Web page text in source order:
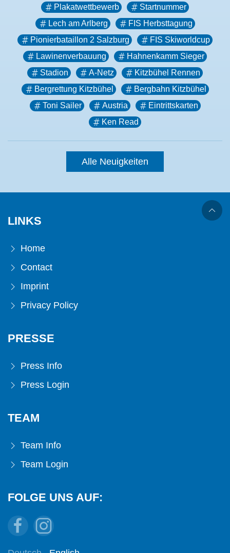
Plakatwettbewerb
Startnummer
Lech am Arlberg
FIS Herbsttagung
Pionierbataillon 2 Salzburg
FIS Skiworldcup
Lawinenverbauung
Hahnenkamm Sieger
Stadion
A-Netz
Kitzbühel Rennen
Bergrettung Kitzbühel
Bergbahn Kitzbühel
Toni Sailer
Austria
Eintrittskarten
Ken Read
Alle Neuigkeiten
LINKS
Home
Contact
Imprint
Privacy Policy
PRESSE
Press Info
Press Login
TEAM
Team Info
Team Login
FOLGE UNS AUF: